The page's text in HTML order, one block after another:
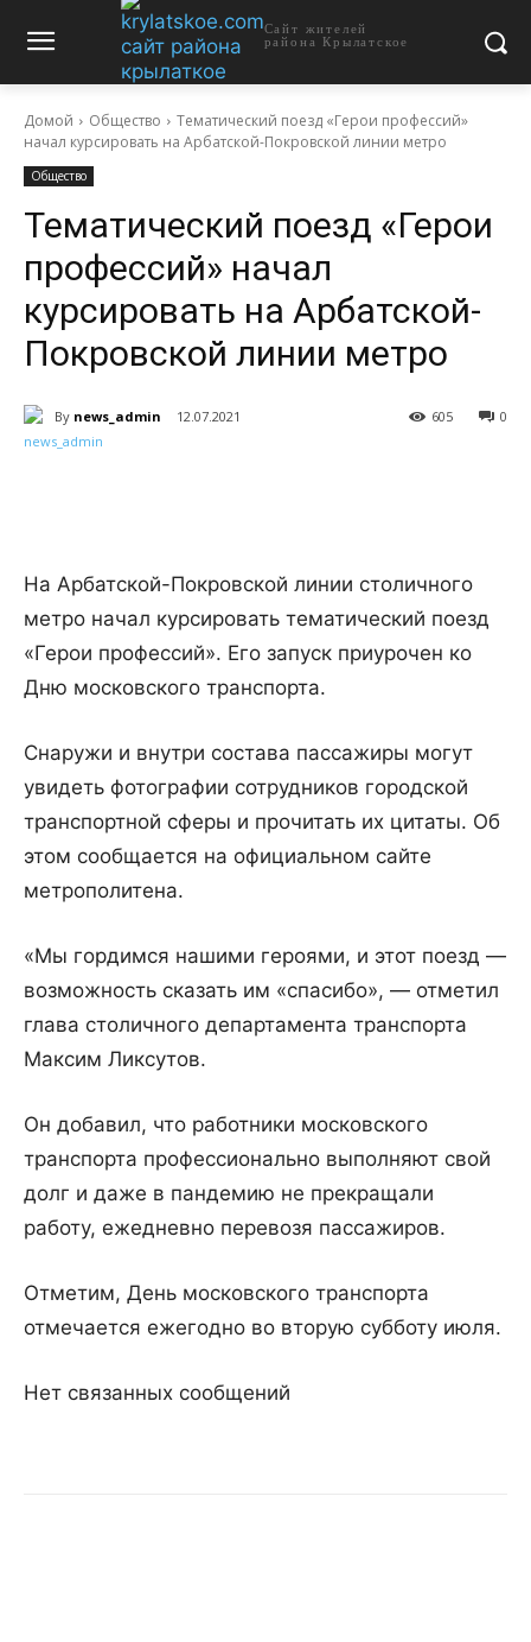
Сайт жителей
района Крылатское
Домой Общество
Тематический поезд «Герои профессий»
начал курсировать на Арбатской-Покровской линии метро
Общество
Тематический поезд «Герои
профессий» начал
курсировать на Арбатской-
Покровской линии метро
By news_admin 12.07.2021 0
605
На Арбатской-Покровской линии столичного
метро начал курсировать тематический поезд
«Герои профессий». Его запуск приурочен ко
Дню московского транспорта.
Снаружи и внутри состава пассажиры могут
увидеть фотографии сотрудников городской
транспортной сферы и прочитать их цитаты. Об
этом сообщается на официальном сайте
метрополитена.
«Мы гордимся нашими героями, и этот поезд —
возможность сказать им «спасибо», — отметил
глава столичного департамента транспорта
Максим Ликсутов.
Он добавил, что работники московского
транспорта профессионально выполняют свой
долг и даже в пандемию не прекращали
работу, ежедневно перевозя пассажиров.
Отметим, День московского транспорта
отмечается ежегодно во вторую субботу июля.
Нет связанных сообщений